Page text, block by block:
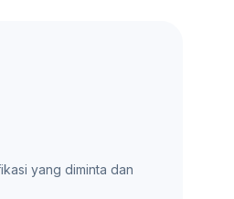
yang diminta dan